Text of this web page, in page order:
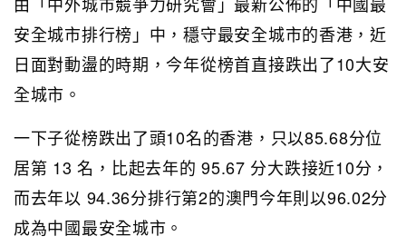
安全城市排行榜」中，穩守最安全城市的香港，近
日面對動盪的時期，今年從榜首直接跌出了10大安
全城市。
一下子從榜跌出了頭10名的香港，只以85.68分位
居第 13 名，比起去年的 95.67 分大跌接近10分，
而去年以 94.36分排行第2的澳門今年則以96.02分
成為中國最安全城市。